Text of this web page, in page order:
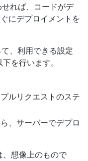
せれば、コードがデ
にデプロイメントを
、利用できる設定
を行います。
ルリクエストのステ
、サーバーでデプロ
想像上のもので